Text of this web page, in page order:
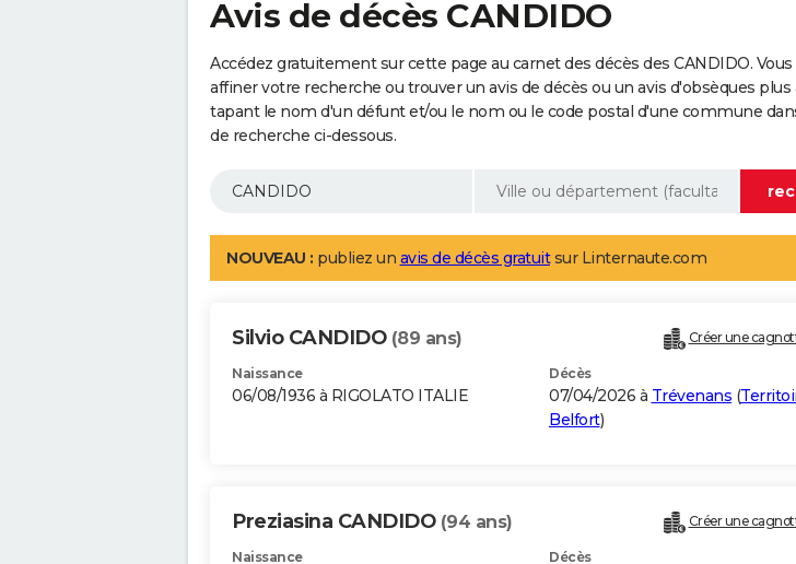
Avis de décès CANDIDO
Accédez gratuitement sur cette page au carnet des décès des CANDIDO.
affiner votre recherche ou trouver un avis de décès ou un avis d'obsèques
tapant le nom d'un défunt et/ou le nom ou le code postal d'une commune
de recherche ci-dessous.
NOUVEAU : publiez un avis de décès gratuitsur Linternaute.com
Silvio CANDIDO (89 ans) Créer une
Naissance
06/08/1936 à RIGOLATO ITALIE
Décès
07/04/2026 à Trévenans (
Belfort)
Preziasina CANDIDO (94 ans) Créer une
Naissance Décès